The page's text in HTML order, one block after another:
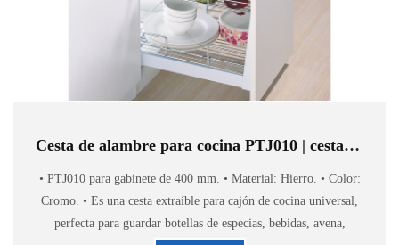
Cesta de alambre para cocina PTJ010 | cesta extraíble
• PTJ010 para gabinete de 400 mm. • Material: Hierro. • Color:
Cromo. • Es una cesta extraíble para cajón de cocina universal,
perfecta para guardar botellas de especias, bebidas, avena,